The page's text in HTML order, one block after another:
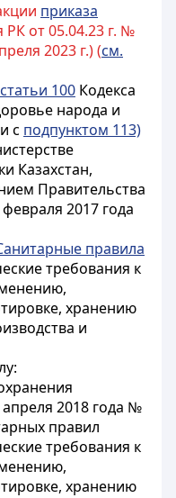
приказа
от 05.04.23 г. №
2023 г.) (см.
100 Кодекса
народа и
с подпунктом 113)
Казахстан,
Правительства
2017 года
правила
требования к
хранению
и
апреля 2018 года №
правил
требования к
хранению